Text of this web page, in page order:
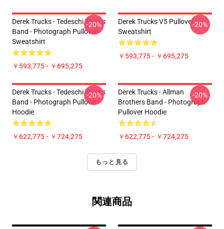
Derek Trucks - Tedeschi Trucks
Band - Photograph Pullover
Sweatshirt
￥593,775 - ￥695,275
-20%
Derek Trucks V5 Pullover
Sweatshirt
￥593,775 - ￥695,275
-20%
Derek Trucks - Tedeschi Trucks
Band - Photograph Pullover
Hoodie
￥622,775 - ￥724,275
-20%
Derek Trucks - Allman
Brothers Band - Photograph
Pullover Hoodie
￥622,775 - ￥724,275
-20%
もっと見る
関連商品